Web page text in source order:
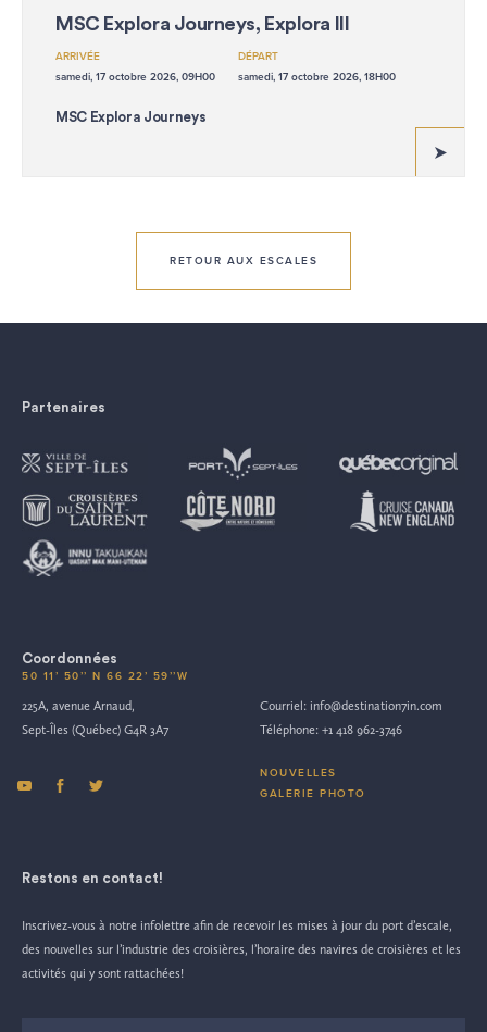
MSC Explora Journeys, Explora III
ARRIVÉE
samedi, 17 octobre 2026, 09H00
DÉPART
samedi, 17 octobre 2026, 18H00
MSC Explora Journeys
RETOUR AUX ESCALES
Partenaires
Coordonnées
50 11’ 50’’ N 66 22’ 59’’W
225A, avenue Arnaud,
Sept-Îles (Québec) G4R 3A7
Courriel: info@destination7in.com
Téléphone: +1 418 962-3746
NOUVELLES
GALERIE PHOTO
Restons en contact!
Inscrivez-vous à notre infolettre afin de recevoir les mises à jour du port d’escale,
des nouvelles sur l’industrie des croisières, l’horaire des navires de croisières et les
activités qui y sont rattachées!